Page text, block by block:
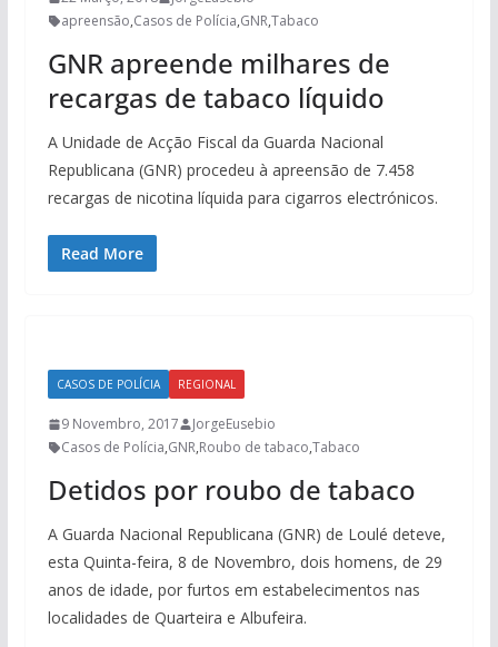
apreensão,Casos de Polícia,GNR,Tabaco
GNR apreende milhares de
recargas de tabaco líquido
A Unidade de Acção Fiscal da Guarda Nacional
Republicana (GNR) procedeu à apreensão de 7.458
recargas de nicotina líquida para cigarros electrónicos.
Read More
CASOS DE POLÍCIA REGIONAL
9 Novembro, 2017
JorgeEusebio
Casos de Polícia,GNR,Roubo de tabaco,Tabaco
Detidos por roubo de tabaco
A Guarda Nacional Republicana (GNR) de Loulé deteve,
esta Quinta-feira, 8 de Novembro, dois homens, de 29
anos de idade, por furtos em estabelecimentos nas
localidades de Quarteira e Albufeira.